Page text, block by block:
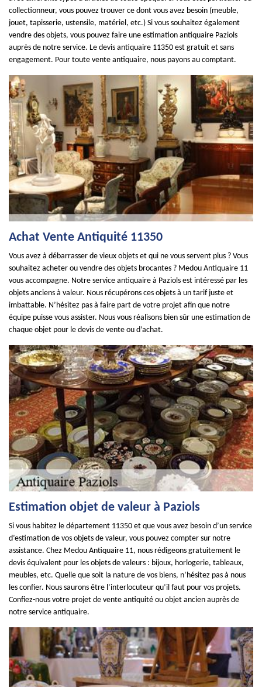
collectionneur, vous pouvez trouver ce dont vous avez besoin (meuble,
jouet, tapisserie, ustensile, matériel, etc.) Si vous souhaitez également
vendre des objets, vous pouvez faire une estimation antiquaire Paziols
auprès de notre service. Le devis antiquaire 11350 est gratuit et sans
engagement. Pour toute vente antiquaire, nous payons au comptant.
Achat Vente Antiquité 11350
Vous avez à débarrasser de vieux objets et qui ne vous servent plus ? Vous
souhaitez acheter ou vendre des objets brocantes ? Medou Antiquaire 11
vous accompagne. Notre service antiquaire à Paziols est intéressé par les
objets anciens à valeur. Nous récupérons ces objets à un tarif juste et
imbattable. N’hésitez pas à faire part de votre projet afin que notre
équipe puisse vous assister. Nous vous réalisons bien sûr une estimation de
chaque objet pour le devis de vente ou d’achat.
Estimation objet de valeur à Paziols
Si vous habitez le département 11350 et que vous avez besoin d’un service
d’estimation de vos objets de valeur, vous pouvez compter sur notre
assistance. Chez Medou Antiquaire 11, nous rédigeons gratuitement le
devis équivalent pour les objets de valeurs : bijoux, horlogerie, tableaux,
meubles, etc. Quelle que soit la nature de vos biens, n’hésitez pas à nous
les confier. Nous saurons être l’interlocuteur qu’il faut pour vos projets.
Confiez-nous votre projet de vente antiquité ou objet ancien auprès de
notre service antiquaire.